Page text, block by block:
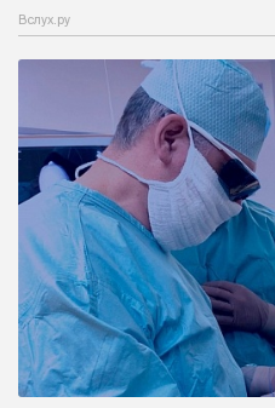
Вслух.ру